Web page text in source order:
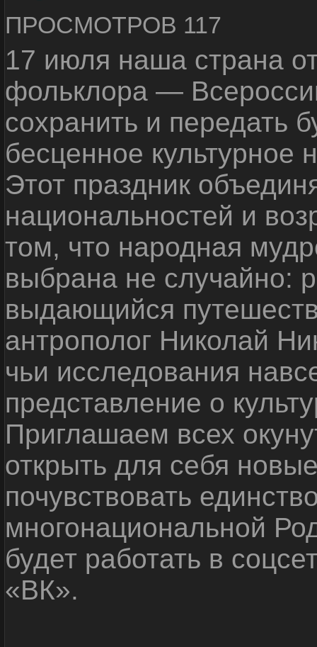
ПРОСМОТРОВ 117
17 июля наша страна
фольклора —
сохранить и передать
бесценное культурное
Этот праздник
национальностей и
том, что народная
выбрана не случайно:
выдающийся
антрополог Николай
чьи исследования
представление о
Приглашаем всех
открыть для себя
почувствовать
многонациональной
будет работать в
«ВК».